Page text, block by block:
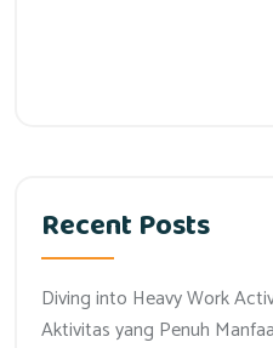
Recent Posts
Diving into Heavy Work
Aktivitas yang Penuh